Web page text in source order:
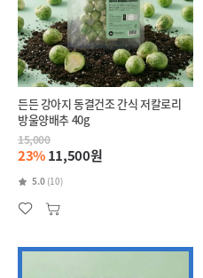
든든 강아지 동결건조 간식 저칼로리
방울양배추 40g
15,000
23%11,500원
5.0 (10)